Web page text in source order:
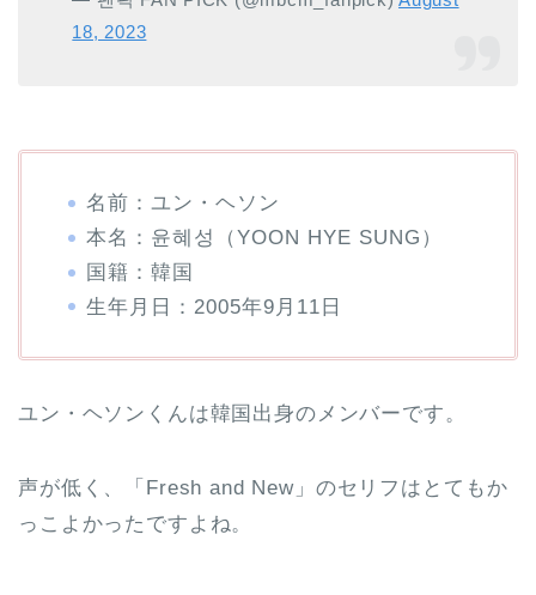
18, 2023
名前：ユン・ヘソン
本名：윤혜성（YOON HYE SUNG）
国籍：韓国
生年月日：2005年9月11日
ユン・ヘソンくんは韓国出身のメンバーです。
声が低く、「Fresh and New」のセリフはとてもか
っこよかったですよね。